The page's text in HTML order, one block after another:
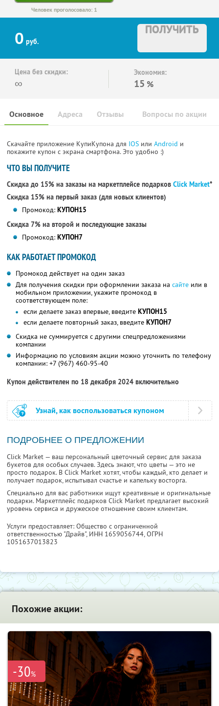
Человек проголосовало: 1
0 руб.
ПОЛУЧИТЬ
Цена без скидки:
∞
Экономия:
15 %
Основное Отзывы Вопросы по акции
Адреса
Скачайте приложение КупиКупона для IOS или Android и
покажите купон с экрана смартфона. Это удобно :)
ЧТО ВЫ ПОЛУЧИТЕ
Скидка до 15% на заказы на маркетплейсе подарков Click Market*
Скидка 15% на первый заказ (для новых клиентов)
Промокод: КУПОН15
Скидка 7% на второй и последующие заказы
Промокод: КУПОН7
КАК РАБОТАЕТ ПРОМОКОД
Промокод действует на один заказ
Для получения скидки при оформлении заказа на сайте или в
мобильном приложении, укажите промокод в
соответствующем поле:
если делаете заказ впервые, введите КУПОН15
если делаете повторный заказ, введите КУПОН7
Скидка не суммируется с другими спецпредложениями
компании
Информацию по условиям акции можно уточнить по телефону
компании: +7 (967) 460-95-40
Купон действителен по 18 декабря 2024 включительно
Узнай, как воспользоваться купоном
ПОДРОБНЕЕ О ПРЕДЛОЖЕНИИ
Click Market — ваш персональный цветочный сервис для заказа
букетов для особых случаев. Здесь знают, что цветы — это не
просто подарок. В Click Market хотят, чтобы каждый, кто делает и
получает подарок, испытывал счастье и капельку восторга.
Специально для вас работники ищут креативные и оригинальные
подарки. Маркетплейс подарков Click Market предлагает высокий
уровень сервиса и дружеское отношение своим клиентам.
Услуги предоставляет: Общество с ограниченной
ответственностью "Драйв", ИНН 1659056744, ОГРН
1051637013823
Похожие акции:
-30%